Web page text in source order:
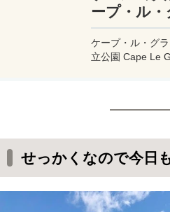
ープ・ル
ケープ・ル・グ
立公園 Cape Le
せっかくなので今日